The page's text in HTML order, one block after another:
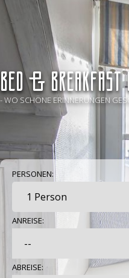
BED &
- WO SCHÖNE ERINNERUNGEN
PERSONEN:
ANREISE:
ABREISE: